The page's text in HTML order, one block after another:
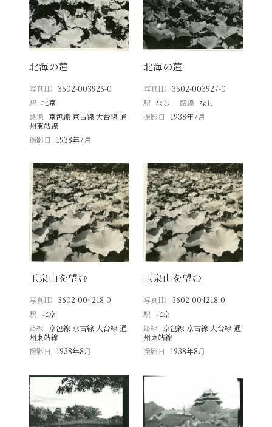
北海の蓮
写真ID 3602-003926-0
駅 北京
路線 京包線 京古線 大台線 通
州東站線
撮影日
1938年7月
北海の蓮
写真ID 3602-003927-0
駅 なし 路線 なし
撮影日
1938年7月
玉泉山を望む
写真ID 3602-004218-0
駅 北京
路線 京包線 京古線 大台線 通
州東站線
撮影日
1938年8月
玉泉山を望む
写真ID 3602-004218-0
駅 北京
路線 京包線 京古線 大台線 通
州東站線
撮影日
1938年8月